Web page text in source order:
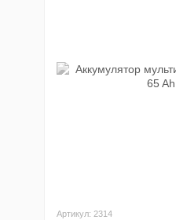
Артикул: 2314